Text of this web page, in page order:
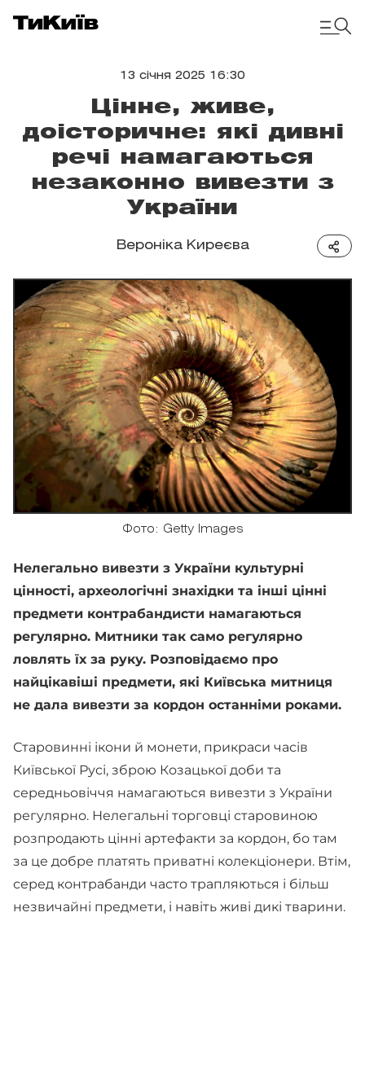
13 січня 2025 16:30
Цінне, живе,
доісторичне: які дивні
речі намагаються
незаконно вивезти з
України
Вероніка Киреєва
Фото: Getty Images
Нелегально вивезти з України культурні
цінності, археологічні знахідки та інші цінні
предмети контрабандисти намагаються
регулярно. Митники так само регулярно
ловлять їх за руку. Розповідаємо про
найцікавіші предмети, які Київська митниця
не дала вивезти за кордон останніми роками.
Старовинні ікони й монети, прикраси часів
Київської Русі, зброю Козацької доби та
середньовіччя намагаються вивезти з України
регулярно. Нелегальні торговці старовиною
розпродають цінні артефакти за кордон, бо там
за це добре платять приватні колекціонери. Втім,
серед контрабанди часто трапляються і більш
незвичайні предмети, і навіть живі дикі тварини.